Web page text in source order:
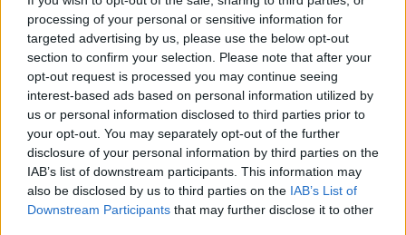
processing of your personal or sensitive information for
targeted advertising by us, please use the below opt-out
section to confirm your selection. Please note that after your
opt-out request is processed you may continue seeing
interest-based ads based on personal information utilized by
us or personal information disclosed to third parties prior to
your opt-out. You may separately opt-out of the further
disclosure of your personal information by third parties on the
IAB’s list of downstream participants. This information may
also be disclosed by us to third parties on the IAB’s List of
Downstream Participants that may further disclose it to other
de tres tomos numerados.
Remitir las cuentas aprobadas a la Consejería de
Universidades, Ciencia e Innovación y Cultura del
Gobierno de Canarias, tal y como dispone el
artículo 4.2. de la mencionada Ley.
313-23-06-25-3:
Se acordó designar, en virtud de los dispuesto en los
artículos 14 y 15 de las Normas de Progreso y
Permanencia en las Titulaciones Oficiales de Grado y